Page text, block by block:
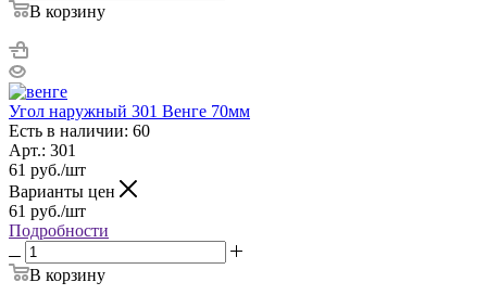
В корзину
Угол наружный 301 Венге 70мм
Есть в наличии: 60
Арт.: 301
61 руб./шт
Варианты цен
61 руб./шт
Подробности
В корзину